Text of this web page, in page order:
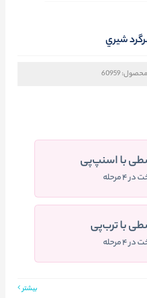
شيري
60959
با اسنپ‌پی
مرحله
با ترب‌پی
مرحله
بیشتر